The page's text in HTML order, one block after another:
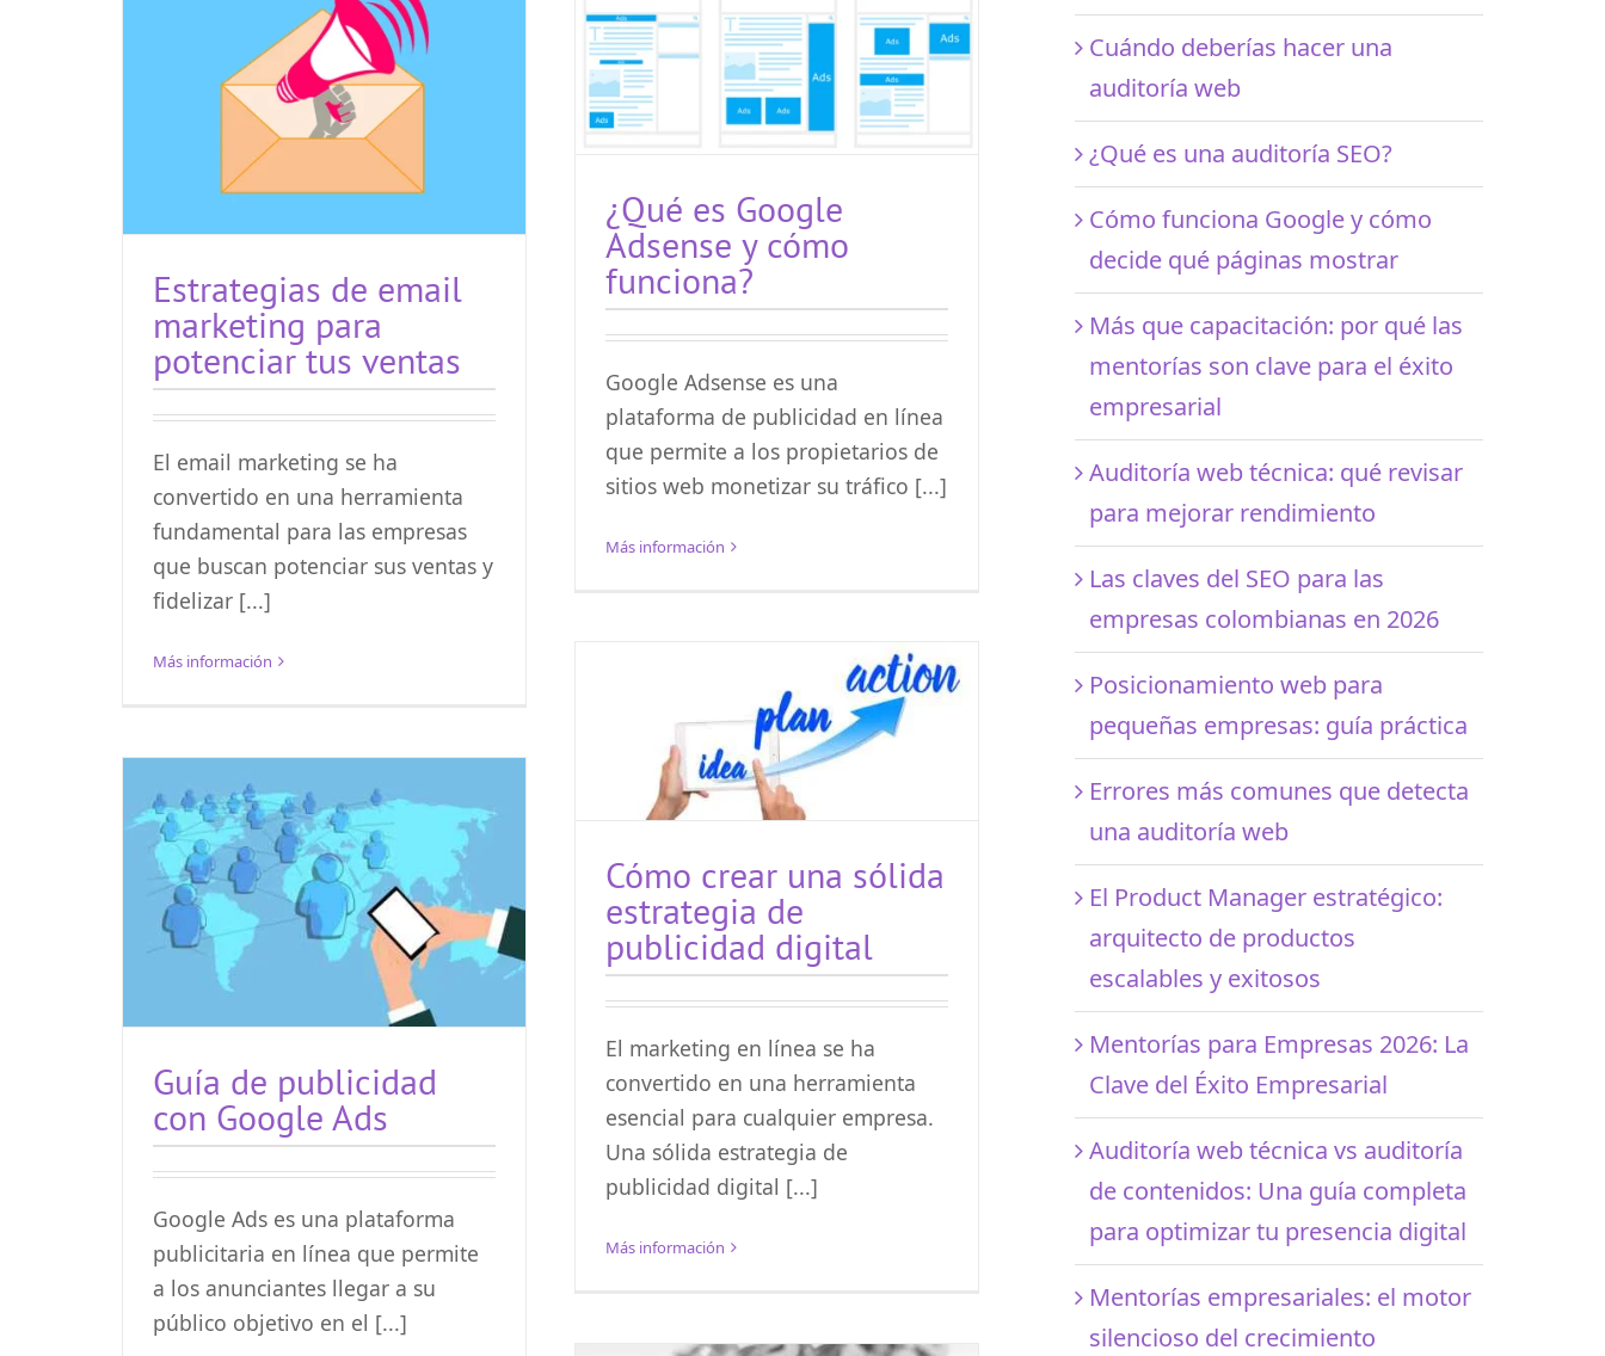
¿Qué es Google
Adsense y cómo
funciona?
Google Adsense es una
plataforma de publicidad en línea
que permite a los propietarios de
sitios web monetizar su tráfico [...]
Más información
Estrategias de email
marketing para
potenciar tus ventas
El email marketing se ha
convertido en una herramienta
fundamental para las empresas
que buscan potenciar sus ventas y
fidelizar [...]
Más información
Cómo crear una sólida
estrategia de
publicidad digital
El marketing en línea se ha
convertido en una herramienta
esencial para cualquier empresa.
Una sólida estrategia de
publicidad digital [...]
Más información
Guía de publicidad
con Google Ads
Google Ads es una plataforma
publicitaria en línea que permite
a los anunciantes llegar a su
público objetivo en el [...]
Cuándo deberías hacer una
auditoría web
¿Qué es una auditoría SEO?
Cómo funciona Google y cómo
decide qué páginas mostrar
Más que capacitación: por qué las
mentorías son clave para el éxito
empresarial
Auditoría web técnica: qué revisar
para mejorar rendimiento
Las claves del SEO para las
empresas colombianas en 2026
Posicionamiento web para
pequeñas empresas: guía práctica
Errores más comunes que detecta
una auditoría web
El Product Manager estratégico:
arquitecto de productos
escalables y exitosos
Mentorías para Empresas 2026: La
Clave del Éxito Empresarial
Auditoría web técnica vs auditoría
de contenidos: Una guía completa
para optimizar tu presencia digital
Mentorías empresariales: el motor
silencioso del crecimiento